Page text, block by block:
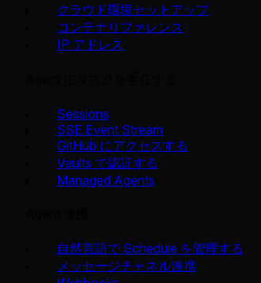
クラウド環境セットアップ
コンテナリファレンス
IP アドレス
Sessions
SSE Event Stream
GitHub にアクセスする
Vaults で認証する
Managed Agents
自然言語で Schedule を管理する
メッセージチャネル連携